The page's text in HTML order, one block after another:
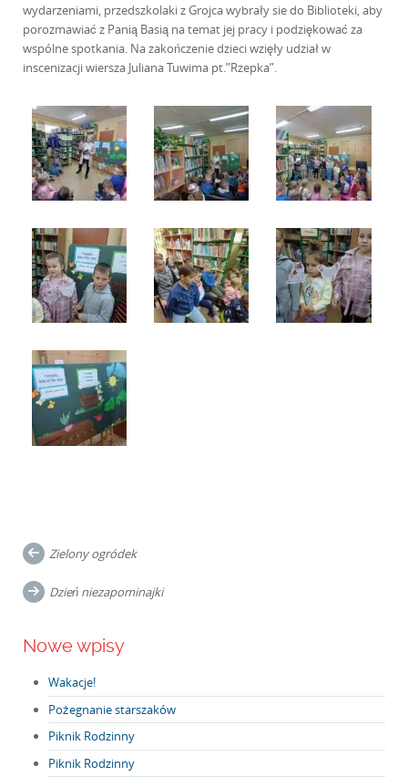
wydarzeniami, przedszkolaki z Grojca wybrały sie do Biblioteki, aby
porozmawiać z Panią Basią na temat jej pracy i podziękować za
wspólne spotkania. Na zakończenie dzieci wzięły udział w
inscenizacji wiersza Juliana Tuwima pt.”Rzepka”.
Post
navigation
Zielony ogródek
Dzień niezapominajki
Nowe wpisy
Wakacje!
Pożegnanie starszaków
Piknik Rodzinny
Piknik Rodzinny